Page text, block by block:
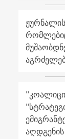
აღდგენის